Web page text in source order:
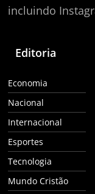
incluindo
Editoria
Economia
Nacional
Internacional
Esportes
Tecnologia
Mundo Cristão